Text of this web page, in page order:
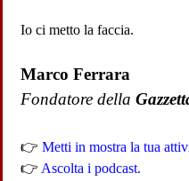
Io ci metto la faccia.
Marco Ferrara
Fondatore della
👉Metti in mostra la tua
👉 Ascolta i podcast.